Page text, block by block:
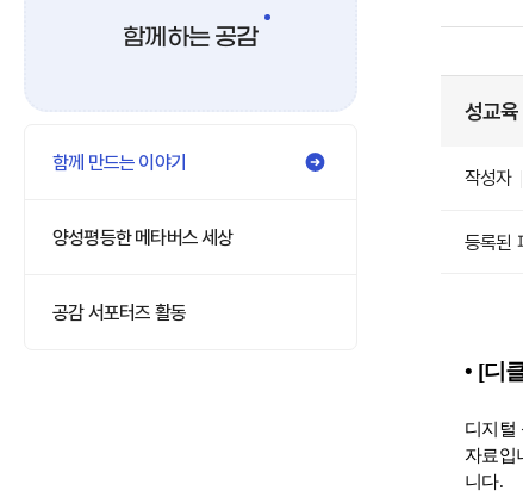
함께하는 공감
함께 만드는 이야기
양성평등한 메타버스 세상
공감 서포터즈 활동
성교육
작성자
등록된
• [디
디지털
자료입
니다.